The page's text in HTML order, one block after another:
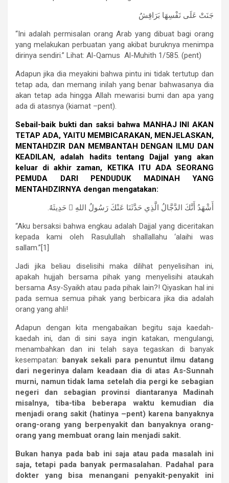
جَنَتْ عَلَى نَفْسِهَا بَرَاقِشُ
“Ini adalah permisalan orang Arab yang dibuat bagi orang
yang melakukan perbuatan yang akibat buruknya menimpa
dirinya sendiri.” Lihat: Al-Qamus Al-Muhith 1/585. (pent)
Adapun jika dia meyakini bahwa pintu ini tidak tertutup dan
tetap ada, dan memang inilah yang benar bahwasanya dia
akan tetap ada hingga Allah mewarisi bumi dan apa yang
ada di atasnya (kiamat –pent).
Sebail-baik bukti dan saksi bahwa MANHAJ INI AKAN
TETAP ADA, YAITU MEMBICARAKAN, MENJELASKAN,
MENTAHDZIR DAN MEMBANTAH DENGAN ILMU DAN
KEADILAN, adalah hadits tentang Dajjal yang akan
keluar di akhir zaman, KETIKA ITU ADA SEORANG
PEMUDA DARI PENDUDUK MADINAH YANG
MENTAHDZIRNYA dengan mengatakan:
أَشْهَدُ أَنَّكَ الدَّجَّالُ الَّذِي حَدَّثَنَا عَنْكَ رَسُولُ اللهِ  حَدِيثَهُ.
“Aku bersaksi bahwa engkau adalah Dajjal yang diceritakan
kepada kami oleh Rasulullah shallallahu ‘alaihi was
sallam.”[1]
Jadi jika beliau diselisihi maka dilihat penyelisihan ini,
apakah hujjah bersama pihak yang menyelisihi ataukah
bersama Asy-Syaikh atau pada pihak lain?! Qiyaskan hal ini
pada semua semua pihak yang berbicara jika dia adalah
orang yang ahli!
Adapun dengan kita mengabaikan begitu saja kaedah-
kaedah ini, dan di sini saya ingin katakan, mengulangi,
menambahkan dan ini telah saya tegaskan di banyak
kesempatan:
banyak sekali para penuntut ilmu datang
dari negerinya dalam keadaan dia di atas As-Sunnah
murni, namun tidak lama setelah dia pergi ke sebagian
negeri
dan sebagian provinsi diantaranya
Madinah
misalnya,
tiba-tiba beberapa waktu kemudian
dia
menjadi orang sakit (hatinya –pent) karena banyaknya
orang-orang yang berpenyakit dan banyaknya orang-
orang yang membuat orang lain menjadi sakit.
Bukan hanya pada bab ini saja atau pada masalah ini
saja, tetapi pada banyak permasalahan. Padahal
para
dokter
yang bisa menangani penyakit-penyakit
ini